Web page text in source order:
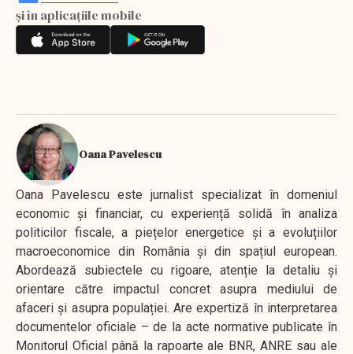
și în aplicațiile mobile
Oana Pavelescu
Oana Pavelescu este jurnalist specializat în domeniul
economic și financiar, cu experiență solidă în analiza
politicilor fiscale, a piețelor energetice și a evoluțiilor
macroeconomice din România și din spațiul european.
Abordează subiectele cu rigoare, atenție la detaliu și
orientare către impactul concret asupra mediului de
afaceri și asupra populației. Are expertiză în interpretarea
documentelor oficiale – de la acte normative publicate în
Monitorul Oficial până la rapoarte ale BNR, ANRE sau ale